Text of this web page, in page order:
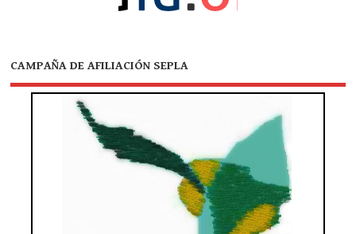
CAMPAÑA DE AFILIACIÓN SEPLA